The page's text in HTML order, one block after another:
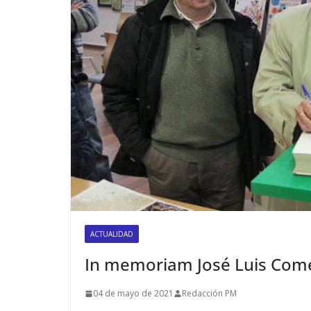
ACTUALIDAD
In memoriam José Luis
04 de mayo de 2021 Redacción PM